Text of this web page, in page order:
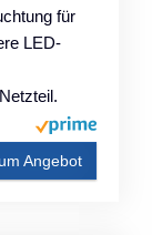
für
LED-
Angebot